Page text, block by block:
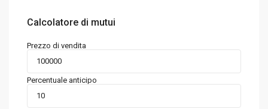
Calcolatore di mutui
Prezzo di vendita
Percentuale anticipo